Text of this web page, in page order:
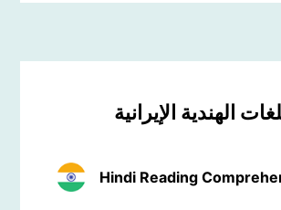
الهندية الإيرانية
Hindi Reading